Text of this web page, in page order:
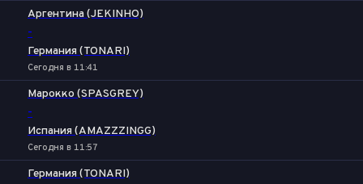
Аргентина (JEKINHO)
-
Германия (TONARI)
Сегодня в 11:41
Марокко (SPASGREY)
-
Испания (AMAZZZINGG)
Сегодня в 11:57
Германия (TONARI)